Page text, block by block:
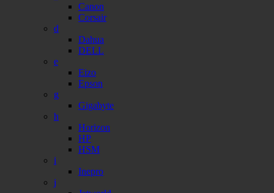
Canon
Corsair
d
Dahua
DELL
e
Eizo
Epson
g
Gigabyte
h
Horizon
HP
HSM
i
Inepro
j